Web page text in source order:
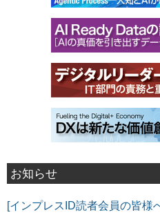
お知らせ
[インプレスID読者会員の皆様